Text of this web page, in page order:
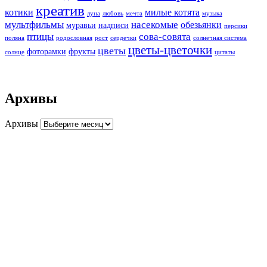
котики креатив луна любовь мечта милые котята музыка
мультфильмы муравьи надписи насекомые обезьянки персики
поляна птицы родословная рост сердечки сова-совята солнечная система
солнце фоторамки фрукты цветы цветы-цветочки цитаты
Архивы
Архивы